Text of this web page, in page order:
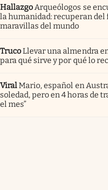
Hallazgo Arqueólogos se
la humanidad: recuperan del
maravillas del mundo
TrucoLlevar una almendra
para qué sirve y por qué lo
ViralMario, español en
soledad, pero en 4 horas de
el mes”